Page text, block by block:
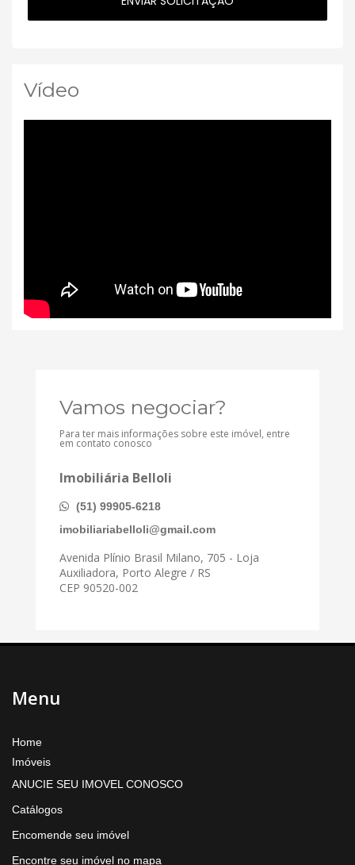
Vídeo
Vamos negociar?
Para ter mais informações sobre este imóvel, entre
em contato conosco
Imobiliária Belloli
(51) 99905-6218
imobiliariabelloli@gmail.com
Avenida Plínio Brasil Milano, 705 - Loja
Auxiliadora, Porto Alegre / RS
CEP 90520-002
Menu
Home
Imóveis
ANUCIE SEU IMOVEL CONOSCO
Catálogos
Encomende seu imóvel
Encontre seu imóvel no mapa